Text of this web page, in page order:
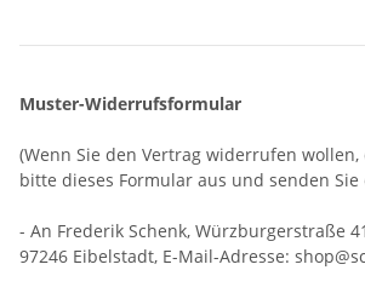
Muster-Widerrufsformular
(Wenn Sie den Vertrag widerrufen
bitte dieses Formular aus und senden Sie
- An Frederik Schenk, Würzburgerstraße
97246 Eibelstadt, E-Mail-Adresse: